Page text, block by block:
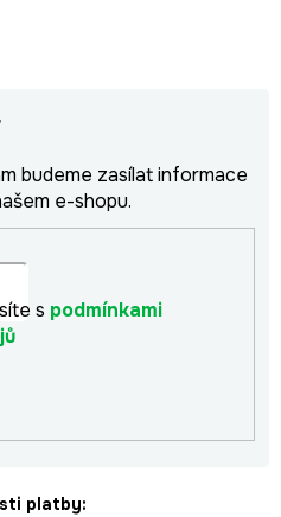
budeme zasílat informace
e-shopu.
s podmínkami
platby: